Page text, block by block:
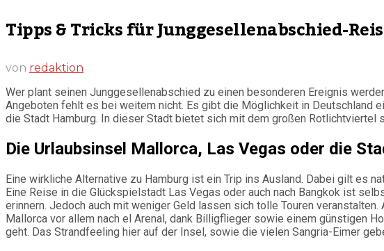
Tipps & Tricks für Junggesellenabschied-
von redaktion
Wer plant seinen Junggesellenabschied zu einen besonderen Ereignis
Angeboten fehlt es bei weitem nicht. Es gibt die Möglichkeit in Deutschland
die Stadt Hamburg. In dieser Stadt bietet sich mit dem großen
Die Urlaubsinsel Mallorca, Las Vegas oder die
Eine wirkliche Alternative zu Hamburg ist ein Trip ins Ausland. Dabei gilt es
Eine Reise in die Glückspielstadt Las Vegas oder auch nach Bangkok ist
erinnern. Jedoch auch mit weniger Geld lassen sich tolle Touren
Mallorca vor allem nach el Arenal, dank Billigflieger sowie einem günstigen
geht. Das Strandfeeling hier auf der Insel, sowie die vielen Sangria-Eimer